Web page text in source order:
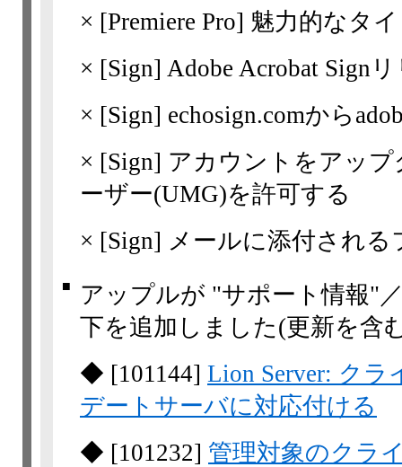
× [Premiere Pro] 魅力的なタ
× [Sign] Adobe Acrobat Sign
× [Sign] echosign.comから
× [Sign] アカウントをアッ
ーザー(UMG)を許可する
× [Sign] メールに添付される
■
アップルが "サポート情報"
下を追加しました(更新を含
◆ [101144] Lion Server: ク
デートサーバに対応付ける
◆ [101232] 管理対象のクラ